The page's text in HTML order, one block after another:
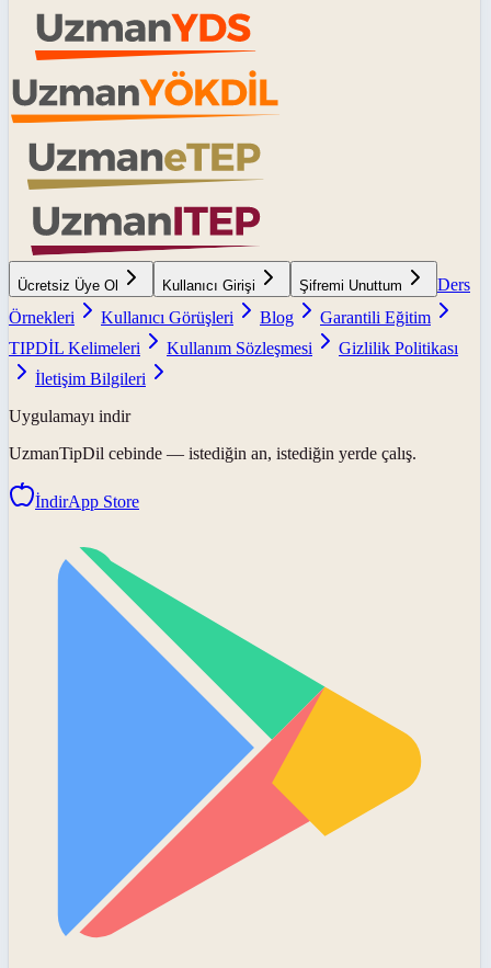
Ücretsiz Üye Ol Kullanıcı Girişi Şifremi Unuttum
Ders
Örnekleri
Kullanıcı Görüşleri Blog
Garantili Eğitim
TIPDİL Kelimeleri
Kullanım Sözleşmesi
Gizlilik Politikası
İletişim Bilgileri
Uygulamayı indir
UzmanTipDil cebinde — istediğin an, istediğin yerde çalış.
İndirApp Store